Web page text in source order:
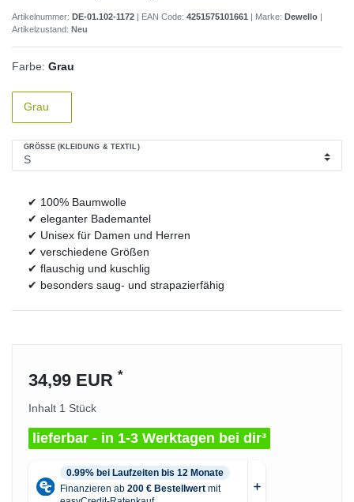
Artikelnummer: DE-01.102-1172 | EAN Code: 4251575101661 | Marke: Dewello |
Artikelzustand: Neu
Farbe: Grau
Grau
GRÖSSE (KLEIDUNG & TEXTIL)
✔ 100% Baumwolle
✔ eleganter Bademantel
✔ Unisex für Damen und Herren
✔ verschiedene Größen
✔ flauschig und kuschlig
✔ besonders saug- und strapazierfähig
34,99 EUR *
Inhalt 1 Stück
lieferbar - in 1-3 Werktagen bei dir³